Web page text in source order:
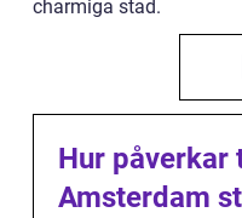
charmiga stad.
Hur påverkar
Amsterdam